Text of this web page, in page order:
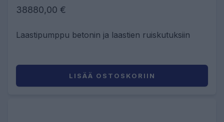
38880,00 €
Laastipumppu betonin ja laastien ruiskutuksiin
LISÄÄ OSTOSKORIIN